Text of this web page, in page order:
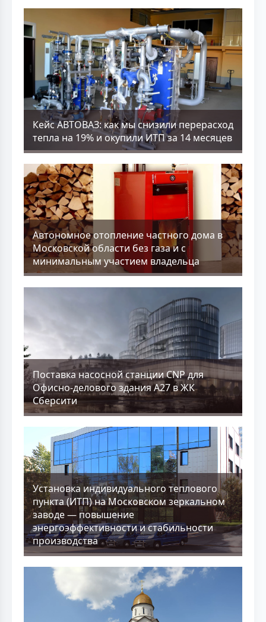
Кейс АВТОВАЗ: как мы снизили перерасход
тепла на 19% и окупили ИТП за 14 месяцев
Aвтономное отопление частного дома в
Московской области без газа и с
минимальным участием владельца
Поставка насосной станции CNP для
Офисно-делового здания А27 в ЖК
Сберсити
Установка индивидуального теплового
пункта (ИТП) на Московском зеркальном
заводе — повышение
энергоэффективности и стабильности
производства